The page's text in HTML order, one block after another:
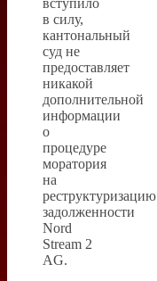
в силу,
кантональный
суд не
предоставляет
никакой
дополнительной
информации
о
процедуре
моратория
на
реструктуризацию
задолженности
Nord
Stream 2
AG.